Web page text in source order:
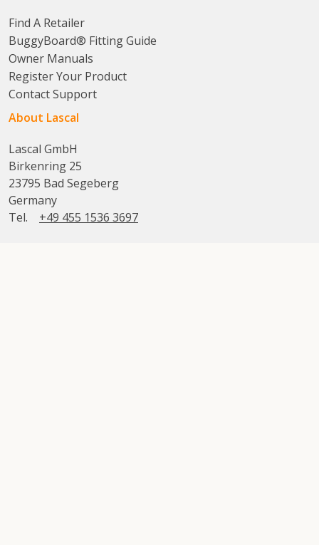
Find A Retailer
BuggyBoard® Fitting Guide
Owner Manuals
Register Your Product
Contact Support
About Lascal
Lascal GmbH
Birkenring 25
23795 Bad Segeberg
Germany
Tel.
+49 455 1536 3697